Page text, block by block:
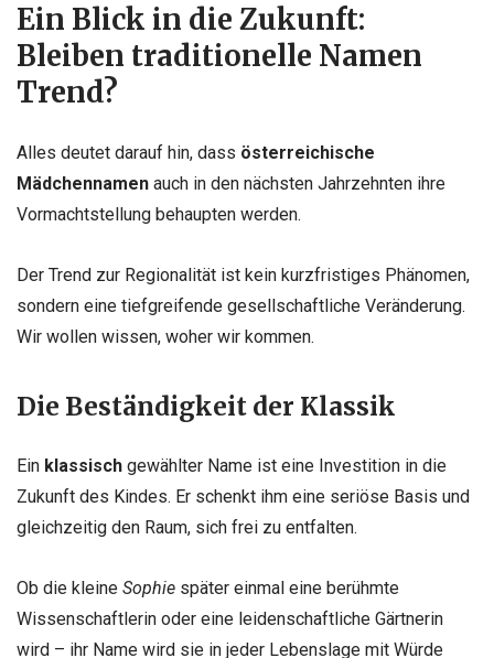
Ein Blick in die Zukunft:
Bleiben traditionelle Namen
Trend?
Alles deutet darauf hin, dass österreichische
Mädchennamen auch in den nächsten Jahrzehnten ihre
Vormachtstellung behaupten werden.
Der Trend zur Regionalität ist kein kurzfristiges Phänomen,
sondern eine tiefgreifende gesellschaftliche Veränderung.
Wir wollen wissen, woher wir kommen.
Die Beständigkeit der Klassik
Ein klassisch gewählter Name ist eine Investition in die
Zukunft des Kindes. Er schenkt ihm eine seriöse Basis und
gleichzeitig den Raum, sich frei zu entfalten.
Ob die kleine Sophie später einmal eine berühmte
Wissenschaftlerin oder eine leidenschaftliche Gärtnerin
wird – ihr Name wird sie in jeder Lebenslage mit Würde